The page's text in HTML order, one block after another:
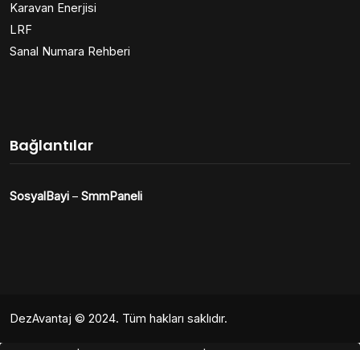
Karavan Enerjisi
LRF
Sanal Numara Rehberi
Bağlantılar
SosyalBayi – SmmPaneli
DezAvantaj © 2024. Tüm hakları saklıdır.